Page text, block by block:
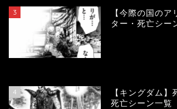
3
【今際の国のア
ター・死亡シー
4
【キングダム】
死亡シーン一覧